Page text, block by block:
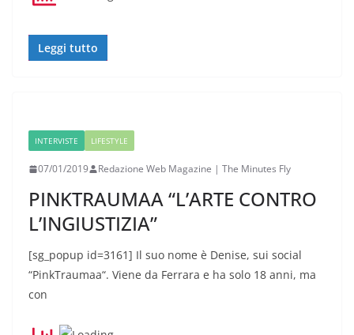
Leggi tutto
INTERVISTE LIFESTYLE
07/01/2019 Redazione Web Magazine | The Minutes Fly
PINKTRAUMAA “L’ARTE CONTRO
L’INGIUSTIZIA”
[sg_popup id=3161] Il suo nome è Denise, sui social
“PinkTraumaa“. Viene da Ferrara e ha solo 18 anni, ma
con